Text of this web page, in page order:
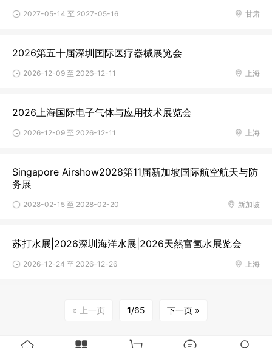
甘肃
2027-05-14 至 2027-05-16
2026第五十届深圳国际医疗器械展览会
上海
2026-12-09 至 2026-12-11
2026上海国际电子气体与应用技术展览会
上海
2026-12-09 至 2026-12-11
Singapore Airshow2028第11届新加坡国际航空航天与防
务展
新加坡
2028-02-15 至 2028-02-20
苏打水展|2026深圳海洋水展|2026天然富氢水展览会
上海
2026-12-24 至 2026-12-26
« 上一页 1/65 下一页 »